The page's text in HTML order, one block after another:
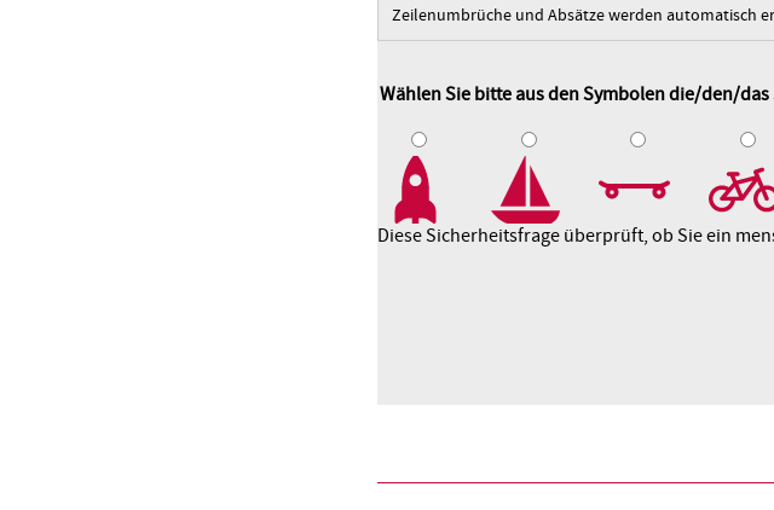
Zeilenumbrüche und Absätze werden automatisch
Wählen Sie bitte aus den Symbolen die/den/
Diese Sicherheitsfrage überprüft, ob Sie ein